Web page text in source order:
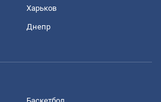
Харьков
Днепр